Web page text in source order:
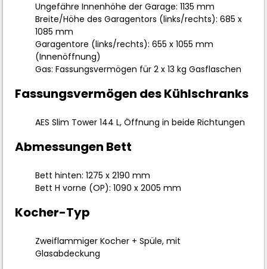
Ungefähre Innenhöhe der Garage: 1135 mm
Breite/Höhe des Garagentors (links/rechts): 685 x
1085 mm
Garagentore (links/rechts): 655 x 1055 mm
(Innenöffnung)
Gas: Fassungsvermögen für 2 x 13 kg Gasflaschen
Fassungsvermögen des Kühlschranks
AES Slim Tower 144 L, Öffnung in beide Richtungen
Abmessungen Bett
Bett hinten: 1275 x 2190 mm
Bett H vorne (OP): 1090 x 2005 mm
Kocher-Typ
Zweiflammiger Kocher + Spüle, mit
Glasabdeckung